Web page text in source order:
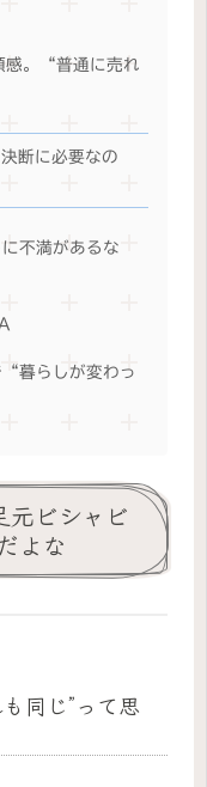
。“普通に売れ
断に必要なの
不満があるな
暮らしが変わっ
元ビシャビ
よな
同じ”って思